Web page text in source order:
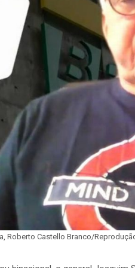
Roberto Castello Branco/